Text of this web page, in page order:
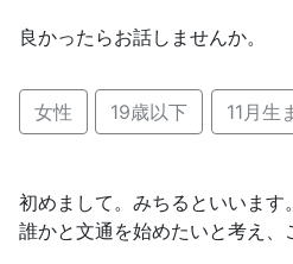
良かったらお話しませんか。
女性 19歳以下 11月生
初めまして。みちるといいます。
誰かと文通を始めたいと考え、